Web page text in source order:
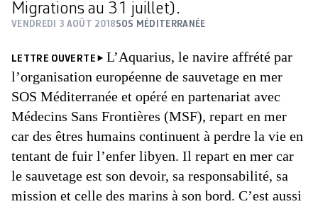
Migrations au 31 juillet).
VENDREDI 3 AOÛT 2018SOS MÉDITERRANÉE
LETTRE OUVERTE
L’Aquarius, le navire affrété par
l’organisation européenne de sauvetage en mer
SOS Méditerranée et opéré en partenariat avec
Médecins Sans Frontières (MSF), repart en mer
car des êtres humains continuent à perdre la vie en
tentant de fuir l’enfer libyen. Il repart en mer car
le sauvetage est son devoir, sa responsabilité, sa
mission et celle des marins à son bord. C’est aussi